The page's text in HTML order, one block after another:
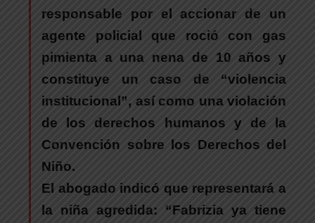
responsable por el accionar de un
agente policial que roció con gas
pimienta a una nena de 10 años y
constituye un caso de “violencia
institucional”, así como una violación
de los derechos humanos y de la
Convención sobre los Derechos del
Niño.
El abogado indicó que representará a
la niña agredida: “Fabrizia ya tiene